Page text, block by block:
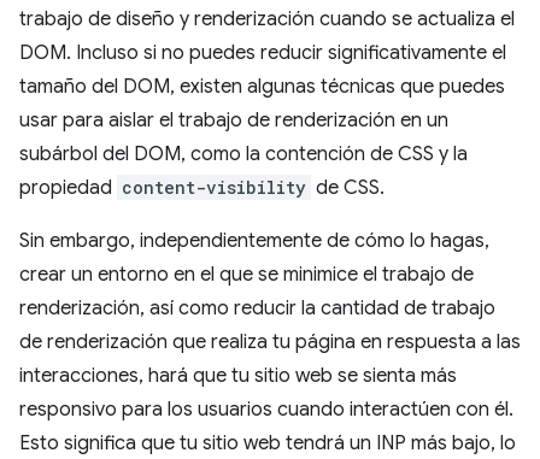
trabajo de diseño y renderización cuando se actualiza el
DOM. Incluso si no puedes reducir significativamente el
tamaño del DOM, existen algunas técnicas que puedes
usar para aislar el trabajo de renderización en un
subárbol del DOM, como la contención de CSS y la
propiedad content-visibility de CSS.
Sin embargo, independientemente de cómo lo hagas,
crear un entorno en el que se minimice el trabajo de
renderización, así como reducir la cantidad de trabajo
de renderización que realiza tu página en respuesta a las
interacciones, hará que tu sitio web se sienta más
responsivo para los usuarios cuando interactúen con él.
Esto significa que tu sitio web tendrá un INP más bajo, lo